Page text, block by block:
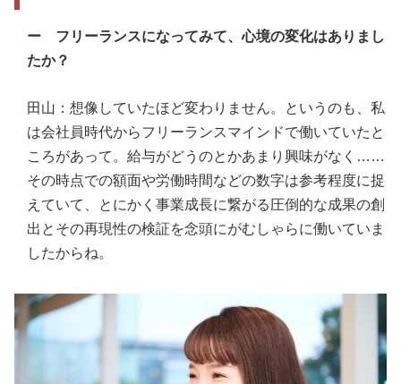
ー フリーランスになってみて、心境の変化はありまし
たか？
田山：想像していたほど変わりません。というのも、私
は会社員時代からフリーランスマインドで働いていたと
ころがあって。給与がどうのとかあまり興味がなく……
その時点での額面や労働時間などの数字は参考程度に捉
えていて、とにかく事業成長に繋がる圧倒的な成果の創
出とその再現性の検証を念頭にがむしゃらに働いていま
したからね。